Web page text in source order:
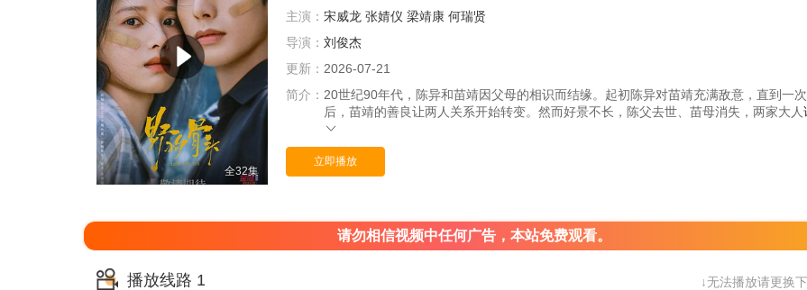
全32集
主演： 宋威龙 张婧仪 梁靖康 何瑞贤
导演： 刘俊杰
更新： 2026-07-21
简介： 20世纪90年代，陈异和苗靖因父母的相识而结缘。起初陈异对苗靖充满敌意，直到一
后，苗靖的善良让两人关系开始转变。然而好景不长，陈父去世、苗母消失，两家大人
立即播放
请勿相信视频中任何广告，本站免费观看。
↓无法播放请更换
播放线路 1